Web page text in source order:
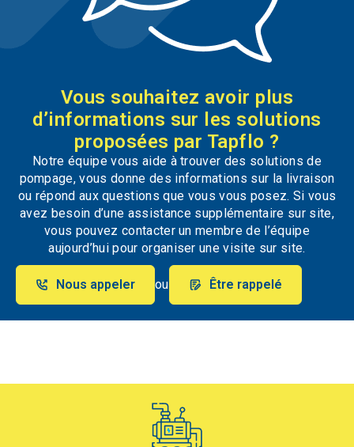
Vous souhaitez avoir plus
d’informations sur les solutions
proposées par Tapflo ?
Notre équipe vous aide à trouver des solutions de
pompage, vous donne des informations sur la livraison
ou répond aux questions que vous vous posez. Si vous
avez besoin d’une assistance supplémentaire sur site,
vous pouvez contacter un membre de l’équipe
aujourd’hui pour organiser une visite sur site.
Nous appeler ou Être rappelé